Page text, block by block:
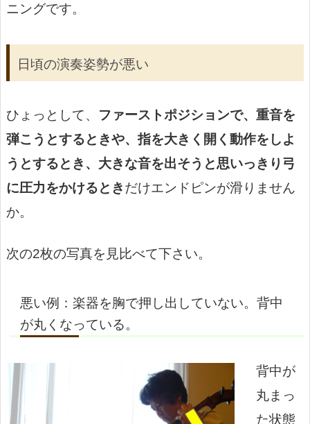
ニングです。
日頃の演奏姿勢が悪い
ひょっとして、 ファーストポジションで、重音を
弾こうとするときや、指を大きく開く動作をしよ
うとするとき、大きな音を出そうと思いっきり弓
に圧力をかけるときだけエンドピンが滑りません
か。
次の2枚の写真を見比べて下さい。
悪い例：楽器を胸で押し出していない。背中
が丸くなっている。
背中が
丸まっ
た状態